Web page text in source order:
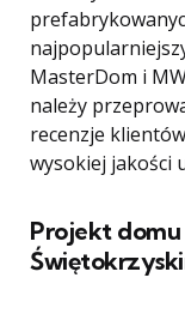
MasterDom i
należy
recenzje
wysokiej jakości
Projekt